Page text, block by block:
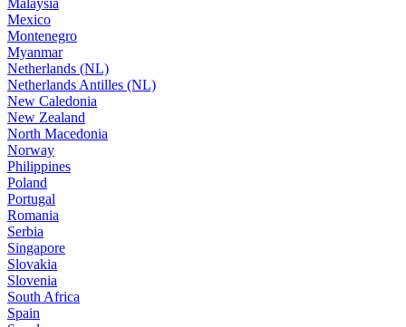
Mexico
Montenegro
Myanmar
Netherlands (NL)
Netherlands Antilles (NL)
New Caledonia
New Zealand
North Macedonia
Norway
Philippines
Poland
Portugal
Romania
Serbia
Singapore
Slovakia
Slovenia
South Africa
Spain